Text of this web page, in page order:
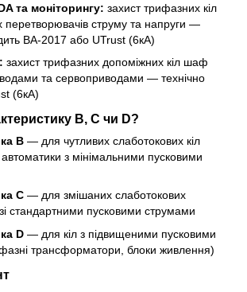
та моніторингу: захист трифазних кіл
перетворювачів струму та напруги —
ВА-2017 або UTrust (6кА)
захист трифазних допоміжних кіл шаф
та сервоприводами — технічно
(6кА)
B, C чи D?
B — для чутливих слаботокових кіл
автоматики з мінімальними пусковими
C — для змішаних слаботокових
стандартними пусковими струмами
D — для кіл з підвищеними пусковими
трансформатори, блоки живлення)